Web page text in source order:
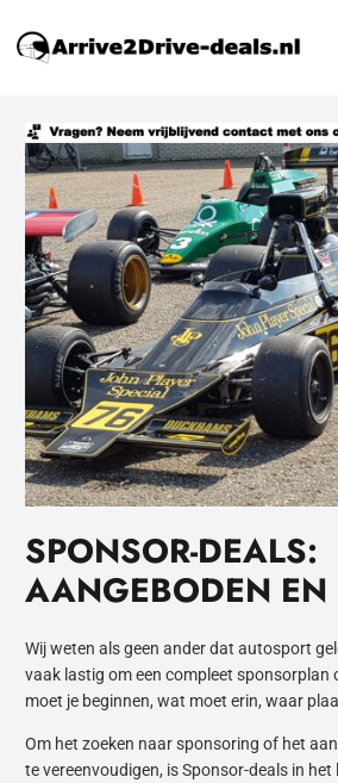
SPONSOR-DEALS:
AANGEBODEN EN
Wij weten als geen ander dat autosport
vaak lastig om een compleet sponsorplan
moet je beginnen, wat moet erin, waar
Om het zoeken naar sponsoring of het
te vereenvoudigen, is Sponsor-deals in het